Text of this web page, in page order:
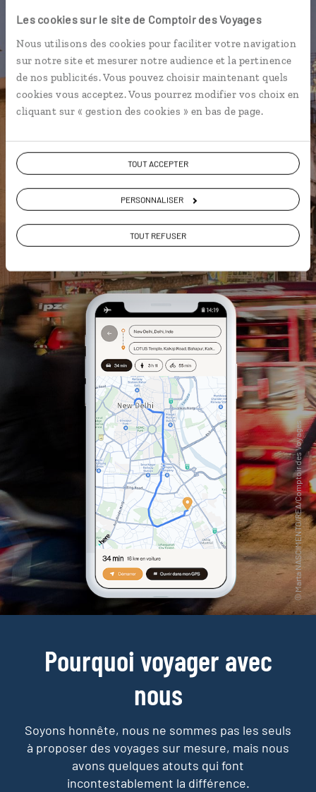
Les cookies sur le site de Comptoir des Voyages
Nous utilisons des cookies pour faciliter votre navigation
sur notre site et mesurer notre audience et la pertinence
de nos publicités. Vous pouvez choisir maintenant quels
cookies vous acceptez. Vous pourrez modifier vos choix en
cliquant sur « gestion des cookies » en bas de page.
TOUT ACCEPTER
PERSONNALISER
TOUT REFUSER
Nord
L’itinéraire vers votrehavelien 1
clic
Notre sélection de marchés à
Delhi
maharajahs géolocalisés
L'album souvenirs à composer
vous-même
DÉCOUVRIR LUCIOLE
Pourquoi voyager avec
nous
Soyons honnête, nous ne sommes pas les seuls
à proposer des voyages sur mesure, mais nous
avons quelques atouts qui font
incontestablement la différence.